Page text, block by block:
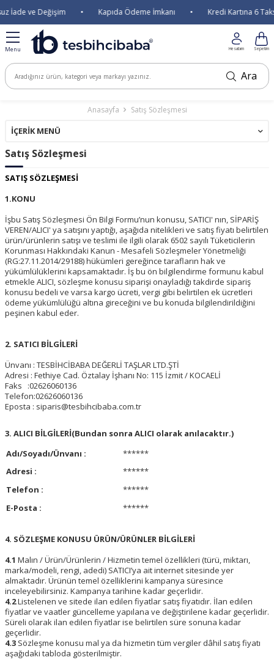
ve Değişim Kapıda Ödeme İmkanı Kredi Kartına 6 Taksit
Menu
Ara
Hesabım Sepetim
Anasayfa Satış Sözleşmesi
İÇERIK MENÜ
Satış Sözleşmesi
SATIŞ SÖZLEŞMESİ
1.KONU
İşbu Satış Sözleşmesi Ön Bilgi Formu’nun konusu, SATICI' nın, SİPARİŞ
VEREN/ALICI' ya satışını yaptığı, aşağıda nitelikleri ve satış fiyatı belirtilen
ürün/ürünlerin satışı ve teslimi ile ilgili olarak 6502 sayılı Tüketicilerin
Korunması Hakkındaki Kanun - Mesafeli Sözleşmeler Yönetmeliği
(RG:27.11.2014/29188) hükümleri gereğince tarafların hak ve
yükümlülüklerini kapsamaktadır. İş bu ön bilgilendirme formunu kabul
etmekle ALICI, sözleşme konusu siparişi onayladığı takdirde sipariş
konusu bedeli ve varsa kargo ücreti, vergi gibi belirtilen ek ücretleri
ödeme yükümlülüğü altına gireceğini ve bu konuda bilgilendirildiğini
peşinen kabul eder.
2. SATICI BİLGİLERİ
Ünvanı : TESBİHCİBABA DEĞERLİ TAŞLAR LTD.ŞTİ
Adresi : Fethiye Cad. Öztalay İşhanı No: 115 İzmit / KOCAELİ
Faks :02626060136
Telefon:02626060136
Eposta : siparis@tesbihcibaba.com.tr
3. ALICI BİLGİLERİ(Bundan sonra ALICI olarak anılacaktır.)
Adı/Soyadı/Ünvanı :
******
Adresi :
******
Telefon :
******
E-Posta :
******
4. SÖZLEŞME KONUSU ÜRÜN/ÜRÜNLER BİLGİLERİ
4.1 Malın / Ürün/Ürünlerin / Hizmetin temel özellikleri (türü, miktarı,
marka/modeli, rengi, adedi) SATICI’ya ait internet sitesinde yer
almaktadır. Ürünün temel özelliklerini kampanya süresince
inceleyebilirsiniz. Kampanya tarihine kadar geçerlidir.
4.2Listelenen ve sitede ilan edilen fiyatlar satış fiyatıdır. İlan edilen
fiyatlar ve vaatler güncelleme yapılana ve değiştirilene kadar geçerlidir.
Süreli olarak ilan edilen fiyatlar ise belirtilen süre sonuna kadar
geçerlidir.
4.3 Sözleşme konusu mal ya da hizmetin tüm vergiler dâhil satış fiyatı
aşağıdaki tabloda gösterilmiştir.